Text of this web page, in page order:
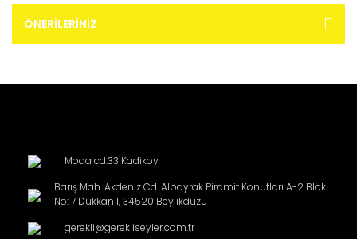
ÖNERILERINIZ
Moda cd.33 Kadikoy
Barış Mah. Akdeniz Cd. Albayrak Piramit Konutları A-2 Blok
No: 7 Dükkan 1, 34520 Beylikdüzü
gerekli@gerekliseyler.com.tr